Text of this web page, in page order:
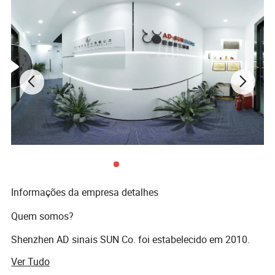
clientes a cada ano em Abril. AD sinais Sun quer ser seu
fornecedor de sinais na China. Escolha us,win-win solução!
Informações da empresa detalhes
Quem somos?
Shenzhen AD sinais SUN Co. foi estabelecido em 2010.
em Shenzhen, China. Mais de 60 trabalhadores trabalham
Ver Tudo